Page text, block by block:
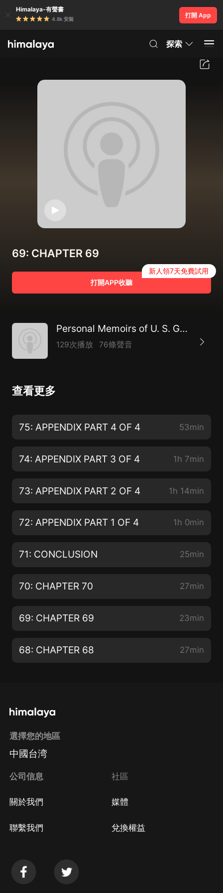
Himalaya-有聲書
4.8k 安裝
打開 App
探索
69: CHAPTER 69
打開APP收聽
新人領7天免費試用
Personal Memoirs of U. S. Grant by Ulysses S. Grant (1822 - 1885)
129次播放 76條聲音
查看更多
75: APPENDIX PART 4 OF 4 53min
74: APPENDIX PART 3 OF 4 1h 7min
73: APPENDIX PART 2 OF 4 1h 14min
72: APPENDIX PART 1 OF 4 1h 0min
71: CONCLUSION 25min
70: CHAPTER 70 27min
69: CHAPTER 69 23min
68: CHAPTER 68 27min
選擇您的地區
中國台湾
公司信息
關於我們
聯繫我們
社區
媒體
兌換權益